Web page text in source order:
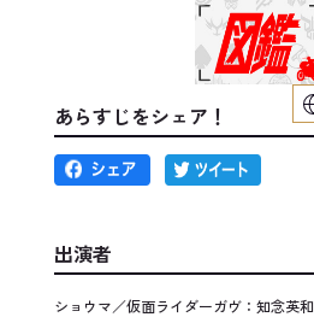
あらすじをシェア！
出演者
ショウマ／仮面ライダーガヴ：知念英和